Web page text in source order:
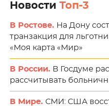
Новости Топ-3
В Ростове. На Дону
транзакция для
«Моя карта «Мир»
В России. В Госдуме
рассчитывать
В Мире. СМИ: США